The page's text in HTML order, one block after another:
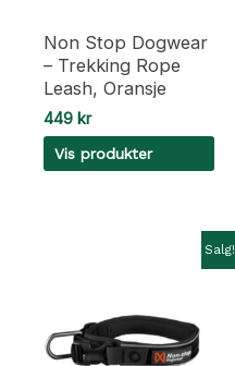
Non Stop Dogwear
– Trekking Rope
Leash, Oransje
449 kr
Vis produkter
Salg!